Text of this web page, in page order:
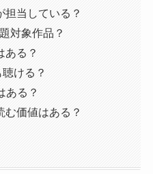
担当している？
対象作品？
ある？
ける？
ある？
む価値はある？